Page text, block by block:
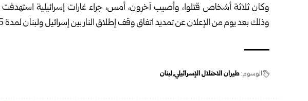
وكان ثلاثة أشخاص قتلوا، وأصيب آخرون، أمس، جراء غارات إسرائيلية
وذلك بعد يوم من الإعلان عن تمديد اتفاق وقف إطلاق ‏النار بين إسرائيل ولبنان لمدة 45 يوماً إضافية.‏
الوسوم:طيران الاحتلال الإسرائيلي لبنان